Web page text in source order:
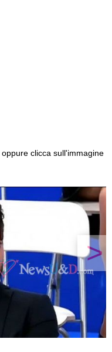
oppure clicca sull'immagine
>